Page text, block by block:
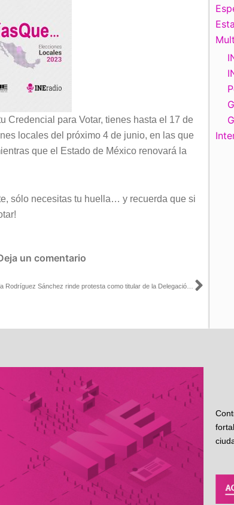
Credencial para Votar, tienes hasta el 17 de
locales del próximo 4 de junio, en las que
que el Estado de México renovará la
sólo necesitas tu huella… y recuerda que si
un comentario